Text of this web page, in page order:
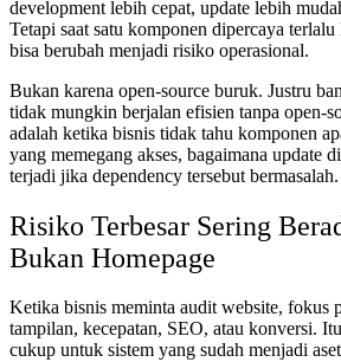
development lebih cepat, update lebih
Tetapi saat satu komponen dipercaya
bisa berubah menjadi risiko operasional.
Bukan karena open-source buruk. Justru
tidak mungkin berjalan efisien tanpa open-
adalah ketika bisnis tidak tahu komponen
yang memegang akses, bagaimana update
terjadi jika dependency tersebut bermasalah.
Risiko Terbesar Sering
Bukan Homepage
Ketika bisnis meminta audit website, fokus
tampilan, kecepatan, SEO, atau konversi.
cukup untuk sistem yang sudah menjadi